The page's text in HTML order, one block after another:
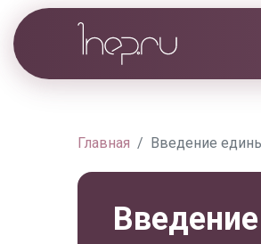
Главная Введение